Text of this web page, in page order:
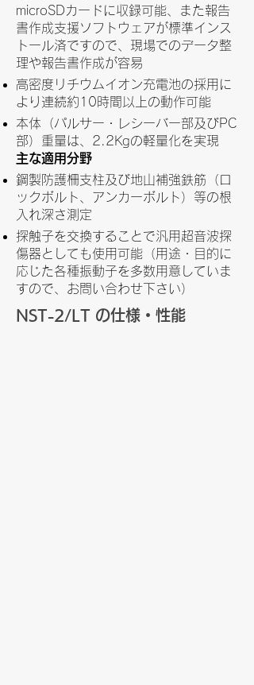
microSDカードに収録可能、また報告
書作成支援ソフトウェアが標準インス
トール済ですので、現場でのデータ整
理や報告書作成が容易
高密度リチウムイオン充電池の採用に
より連続約10時間以上の動作可能
本体（パルサー・レシーバー部及びPC
部）重量は、2.2Kgの軽量化を実現
主な適用分野
鋼製防護柵支柱及び地山補強鉄筋（ロ
ックボルト、アンカーボルト）等の根
入れ深さ測定
探触子を交換することで汎用超音波探
傷器としても使用可能（用途・目的に
応じた各種振動子を多数用意していま
すので、お問い合わせ下さい）
NST-2/LT の仕様・性能